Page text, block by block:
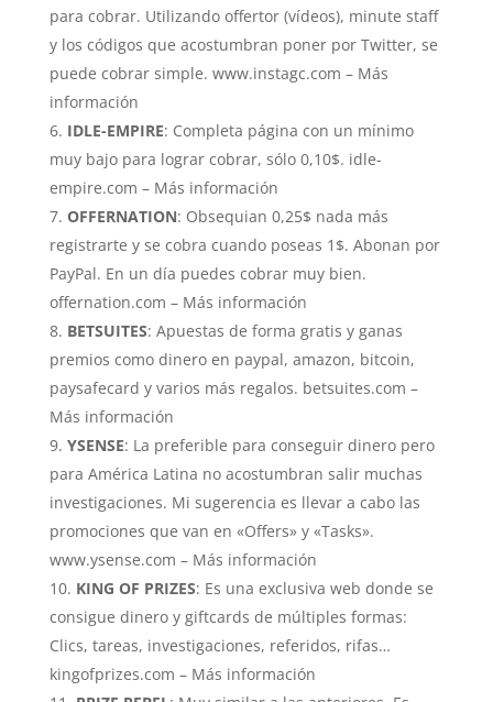
para cobrar. Utilizando offertor (vídeos), minute staff
y los códigos que acostumbran poner por Twitter, se
puede cobrar simple. www.instagc.com – Más
información
IDLE-EMPIRE: Completa página con un mínimo
muy bajo para lograr cobrar, sólo 0,10$. idle-
empire.com – Más información
OFFERNATION: Obsequian 0,25$ nada más
registrarte y se cobra cuando poseas 1$. Abonan por
PayPal. En un día puedes cobrar muy bien.
offernation.com – Más información
BETSUITES: Apuestas de forma gratis y ganas
premios como dinero en paypal, amazon, bitcoin,
paysafecard y varios más regalos. betsuites.com –
Más información
YSENSE: La preferible para conseguir dinero pero
para América Latina no acostumbran salir muchas
investigaciones. Mi sugerencia es llevar a cabo las
promociones que van en «Offers» y «Tasks».
www.ysense.com – Más información
KING OF PRIZES: Es una exclusiva web donde se
consigue dinero y giftcards de múltiples formas:
Clics, tareas, investigaciones, referidos, rifas…
kingofprizes.com – Más información